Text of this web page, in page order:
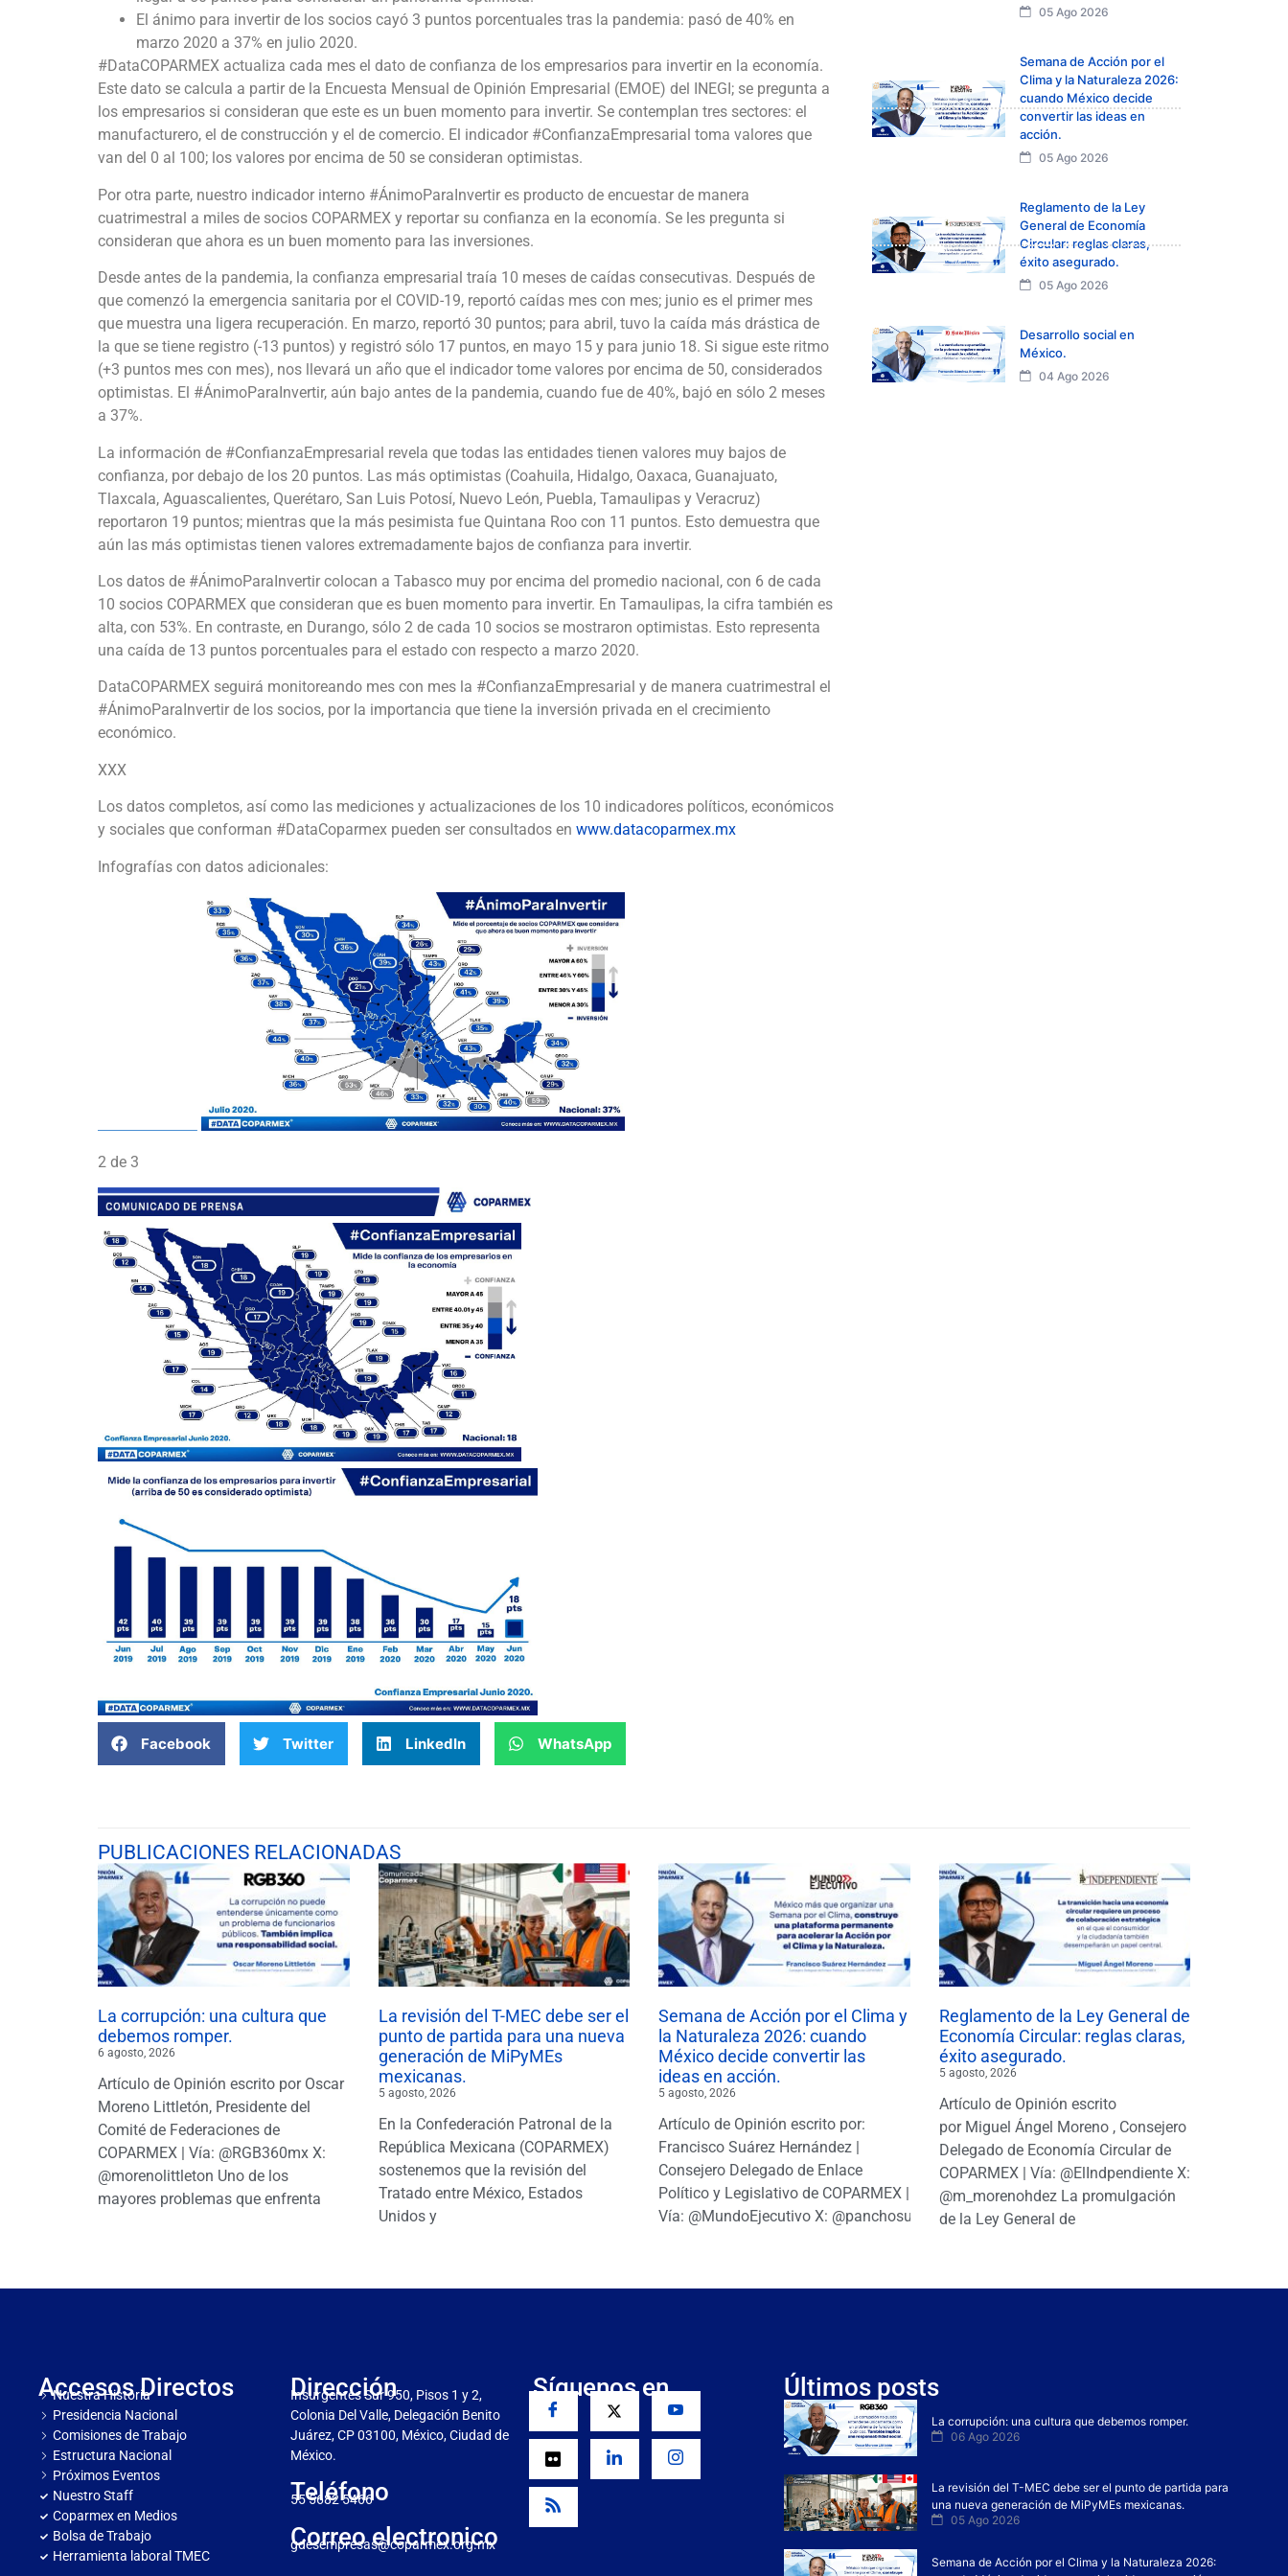
El ánimo para invertir de los socios cayó 3 puntos porcentuales tras la pandemia: pasó de 40% en
marzo 2020 a 37% en julio 2020.
#DataCOPARMEX actualiza cada mes el dato de confianza de los empresarios para invertir en la economía.
Este dato se calcula a partir de la Encuesta Mensual de Opinión Empresarial (EMOE) del INEGI; se pregunta a
los empresarios si consideran que este es un buen momento para invertir. Se contemplan tres sectores: el
manufacturero, el de construcción y el de comercio. El indicador #ConfianzaEmpresarial toma valores que
van del 0 al 100; los valores por encima de 50 se consideran optimistas.
Por otra parte, nuestro indicador interno #ÁnimoParaInvertir es producto de encuestar de manera
cuatrimestral a miles de socios COPARMEX y reportar su confianza en la economía. Se les pregunta si
consideran que ahora es un buen momento para las inversiones.
Desde antes de la pandemia, la confianza empresarial traía 10 meses de caídas consecutivas. Después de
que comenzó la emergencia sanitaria por el COVID-19, reportó caídas mes con mes; junio es el primer mes
que muestra una ligera recuperación. En marzo, reportó 30 puntos; para abril, tuvo la caída más drástica de
la que se tiene registro (-13 puntos) y registró sólo 17 puntos, en mayo 15 y para junio 18. Si sigue este ritmo
(+3 puntos mes con mes), nos llevará un año que el indicador tome valores por encima de 50, considerados
optimistas. El #ÁnimoParaInvertir, aún bajo antes de la pandemia, cuando fue de 40%, bajó en sólo 2 meses
a 37%.
La información de #ConfianzaEmpresarial revela que todas las entidades tienen valores muy bajos de
confianza, por debajo de los 20 puntos. Las más optimistas (Coahuila, Hidalgo, Oaxaca, Guanajuato,
Tlaxcala, Aguascalientes, Querétaro, San Luis Potosí, Nuevo León, Puebla, Tamaulipas y Veracruz)
reportaron 19 puntos; mientras que la más pesimista fue Quintana Roo con 11 puntos. Esto demuestra que
aún las más optimistas tienen valores extremadamente bajos de confianza para invertir.
Los datos de #ÁnimoParaInvertir colocan a Tabasco muy por encima del promedio nacional, con 6 de cada
10 socios COPARMEX que consideran que es buen momento para invertir. En Tamaulipas, la cifra también es
alta, con 53%. En contraste, en Durango, sólo 2 de cada 10 socios se mostraron optimistas. Esto representa
una caída de 13 puntos porcentuales para el estado con respecto a marzo 2020.
DataCOPARMEX seguirá monitoreando mes con mes la #ConfianzaEmpresarial y de manera cuatrimestral el
#ÁnimoParaInvertir de los socios, por la importancia que tiene la inversión privada en el crecimiento
económico.
XXX
Los datos completos, así como las mediciones y actualizaciones de los 10 indicadores políticos, económicos
y sociales que conforman #DataCoparmex pueden ser consultados en www.datacoparmex.mx
Infografías con datos adicionales:
2 de 3
Facebook Twitter LinkedIn WhatsApp
05 Ago 2026
Semana de Acción por el
Clima y la Naturaleza 2026:
cuando México decide
convertir las ideas en
acción.
05 Ago 2026
Reglamento de la Ley
General de Economía
Circular: reglas claras,
éxito asegurado.
05 Ago 2026
Desarrollo social en
México.
04 Ago 2026
PUBLICACIONES RELACIONADAS
La corrupción: una cultura que
debemos romper.
6 agosto, 2026
Artículo de Opinión escrito por Oscar
Moreno Littletón, Presidente del
Comité de Federaciones de
COPARMEX | Vía: @RGB360mx X:
@morenolittleton Uno de los
mayores problemas que enfrenta
La revisión del T-MEC debe ser el
punto de partida para una nueva
generación de MiPyMEs
mexicanas.
5 agosto, 2026
En la Confederación Patronal de la
República Mexicana (COPARMEX)
sostenemos que la revisión del
Tratado entre México, Estados
Unidos y
Semana de Acción por el Clima y
la Naturaleza 2026: cuando
México decide convertir las
ideas en acción.
5 agosto, 2026
Artículo de Opinión escrito por:
Francisco Suárez Hernández |
Consejero Delegado de Enlace
Político y Legislativo de COPARMEX |
Vía: @MundoEjecutivo X: @panchosuarezh
Reglamento de la Ley General de
Economía Circular: reglas claras,
éxito asegurado.
5 agosto, 2026
Artículo de Opinión escrito
por Miguel Ángel Moreno , Consejero
Delegado de Economía Circular de
COPARMEX | Vía: @ElIndpendiente X:
@m_morenohdez La promulgación
de la Ley General de
Accesos Directos
Nuestra Historia
Presidencia Nacional
Comisiones de Trabajo
Estructura Nacional
Próximos Eventos
Nuestro Staff
Coparmex en Medios
Bolsa de Trabajo
Herramienta laboral TMEC
Dirección
Insurgentes Sur 950, Pisos 1 y 2,
Colonia Del Valle, Delegación Benito
Juárez, CP 03100, México, Ciudad de
México.
Teléfono
55 5682 5466
Correo electronico
gdesempresas@coparmex.org.mx
Síguenos en Últimos posts
La corrupción: una cultura que debemos romper.
06 Ago 2026
La revisión del T-MEC debe ser el punto de partida para
una nueva generación de MiPyMEs mexicanas.
05 Ago 2026
Semana de Acción por el Clima y la Naturaleza 2026: